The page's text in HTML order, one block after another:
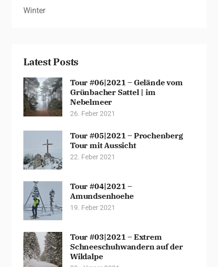
Winter
Latest Posts
Tour #06|2021 – Gelände vom
Grünbacher Sattel | im
Nebelmeer
26. Feber 2021
Tour #05|2021 – Prochenberg
Tour mit Aussicht
22. Feber 2021
Tour #04|2021 –
Amundsenhoehe
19. Feber 2021
Tour #03|2021 – Extrem
Schneeschuhwandern auf der
Wildalpe